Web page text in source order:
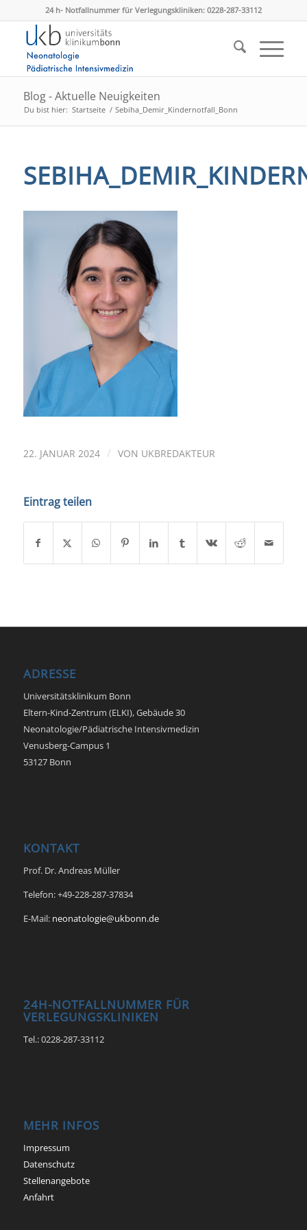
24 h- Notfallnummer für Verlegungskliniken: 0228-287-33112
Blog - Aktuelle Neuigkeiten
Du bist hier: Startseite / Sebiha_Demir_Kindernotfall_Bonn
22. JANUAR 2024 / VON UKBREDAKTEUR
Eintrag teilen
ADRESSE
Universitätsklinikum Bonn
Eltern-Kind-Zentrum (ELKI), Gebäude 30
Neonatologie/Pädiatrische Intensivmedizin
Venusberg-Campus 1
53127 Bonn
KONTAKT
Prof. Dr. Andreas Müller
Telefon: +49-228-287-37834
E-Mail: neonatologie@ukbonn.de
24H-NOTFALLNUMMER FÜR
VERLEGUNGSKLINIKEN
Tel.: 0228-287-33112
MEHR INFOS
Impressum
Datenschutz
Stellenangebote
Anfahrt